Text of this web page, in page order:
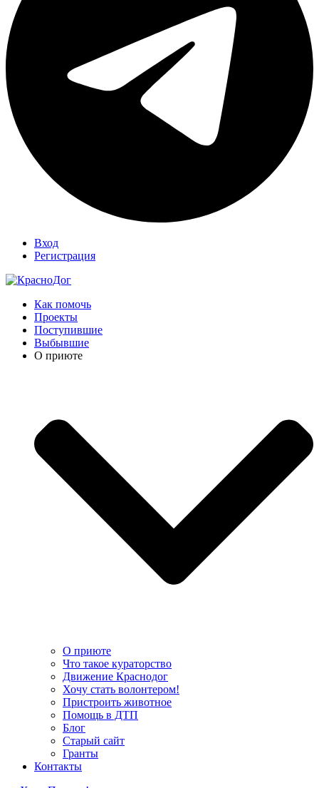
Вход
Регистрация
Как помочь
Проекты
Поступившие
Выбывшие
О приюте
О приюте
Что такое кураторство
Движение Краснодог
Хочу стать волонтером!
Пристроить животное
Помощь в ДТП
Блог
Старый сайт
Гранты
Контакты